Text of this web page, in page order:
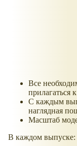
Все
прилагаться
С каждым
наглядная
Масштаб
В каждом выпуске: